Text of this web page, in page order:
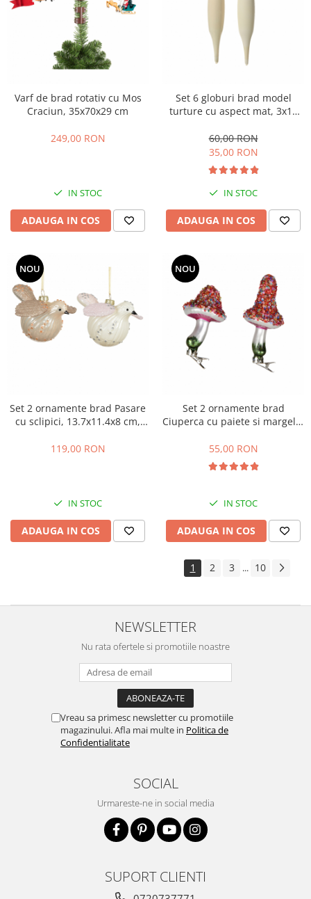
Varf de brad rotativ cu Mos
Craciun, 35x70x29 cm
249,00 RON
IN STOC
ADAUGA IN COS
Set 6 globuri brad model
turture cu aspect mat, 3x15
60,00 RON
35,00 RON
IN STOC
ADAUGA IN COS
NOU
Set 2 ornamente brad Pasare
cu sclipici, 13.7x11.4x8 cm,
119,00 RON
IN STOC
ADAUGA IN COS
NOU
Set 2 ornamente brad
Ciuperca cu paiete si margele,
55,00 RON
IN STOC
ADAUGA IN COS
1 2 3 ... 10
NEWSLETTER
Nu rata ofertele si promotiile noastre
Vreau sa primesc newsletter cu promotiile
magazinului. Afla mai multe in Politica de
Confidentialitate
SOCIAL
Urmareste-ne in social media
SUPORT CLIENTI